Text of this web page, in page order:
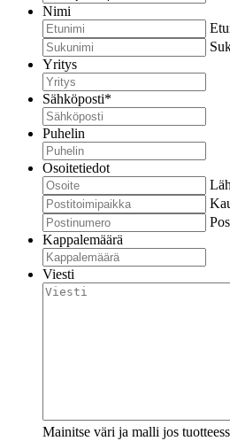
Nimi
Yritys
Sähköposti*
Puhelin
Osoitetiedot
Kappalemäärä
Viesti
Mainitse väri ja malli jos